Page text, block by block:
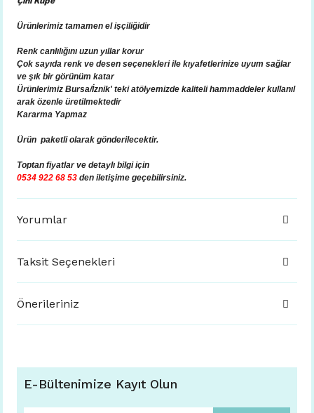
Ürünlerimiz tamamen el işçiliğidir
Renk canlılığını uzun yıllar korur
Çok sayıda renk ve desen seçenekleri ile kıyafetlerinize uyum sağlar
ve şık bir görünüm katar
Ürünlerimiz Bursa/İznik' teki atölyemizde kaliteli hammaddeler kullanıl
arak özenle üretilmektedir
Kararma Yapmaz
Ürün paketli olarak gönderilecektir.
Toptan fiyatlar ve detaylı bilgi için
0534 922 68 53 den iletişime geçebilirsiniz.
Yorumlar
Taksit Seçenekleri
Önerileriniz
E-Bültenimize Kayıt Olun